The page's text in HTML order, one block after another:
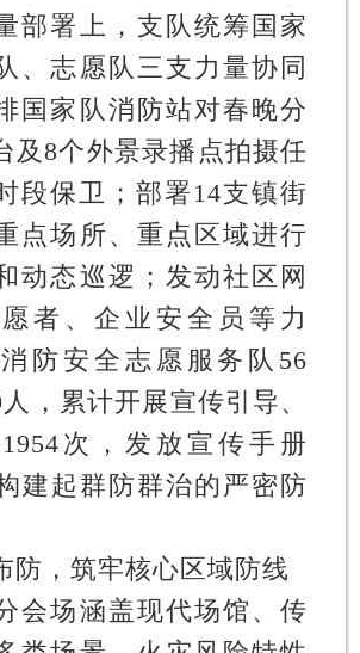
署上，支队统筹国家
、志愿队三支力量协同
国家队消防站对春晚分
及8个外景录播点拍摄任
段保卫；部署14支镇街
点场所、重点区域进行
动态巡逻；发动社区网
者、企业安全员等力
防安全志愿服务队56
，累计开展宣传引导、
次，发放宣传手册
建起群防群治的严密防
，筑牢核心区域防线
场涵盖现代场馆、传